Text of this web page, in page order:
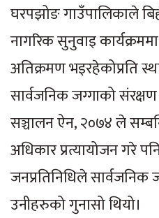
घरपझोङ गाउँपालिकाले
नागरिक सुनुवाइ
अतिक्रमण भइरहेकोप्रति
सार्वजनिक जग्गाको
सञ्चालन ऐन, २०७४ ले
अधिकार प्रत्यायोजन गरे
जनप्रतिनिधिले सार्वजनिक
उनीहरुको गुनासो थियो।